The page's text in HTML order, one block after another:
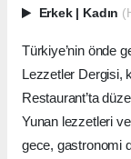
Erkek Kadın
Türkiye’nin önde
Lezzetler Dergisi,
Restaurant’ta
Yunan lezzetleri
gece, gastronomi